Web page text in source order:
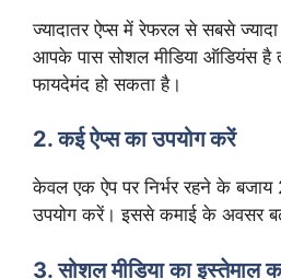
ज्यादातर ऐप्स में रेफरल से सबसे
आपके पास सोशल मीडिया ऑडियंस है
फायदेमंद हो सकता है।
2. कई ऐप्स का उपयोग करें
केवल एक ऐप पर निर्भर रहने के बजाय
उपयोग करें। इससे कमाई के अवसर
3. सोशल मीडिया का इस्तेमाल